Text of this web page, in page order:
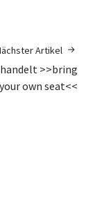
Artikel
>>bring
your own seat<<